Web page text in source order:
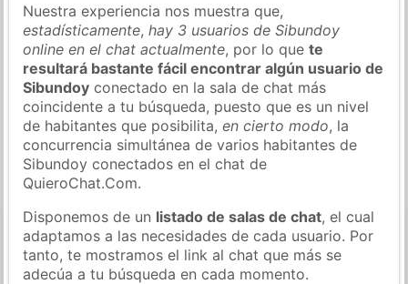
Nuestra experiencia nos muestra que,
estadísticamente,hay 3 usuarios de Sibundoy
online en el chat actualmente, por lo quete
resultará bastante fácil encontrar algún usuario de
Sibundoy conectado en la sala de chat más
coincidente a tu búsqueda, puesto que es un nivel
de habitantes que posibilita,en cierto modo, la
concurrencia simultánea de varios habitantes de
Sibundoy conectados en el chat de
QuieroChat.Com.
Disponemos de un listado de salas de chat, el cual
adaptamos a las necesidades de cada usuario. Por
tanto, te mostramos el link al chat que más se
adecúa a tu búsqueda en cada momento.